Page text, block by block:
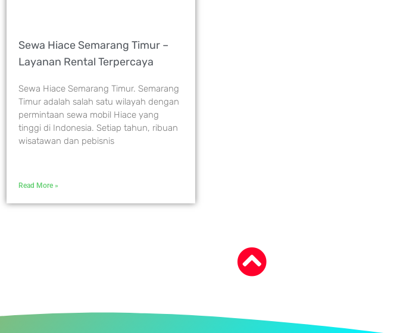
Sewa Hiace Semarang Timur –
Layanan Rental Terpercaya
Sewa Hiace Semarang Timur. Semarang
Timur adalah salah satu wilayah dengan
permintaan sewa mobil Hiace yang
tinggi di Indonesia. Setiap tahun, ribuan
wisatawan dan pebisnis
Read More »